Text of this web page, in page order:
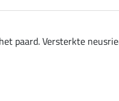
paard. Versterkte